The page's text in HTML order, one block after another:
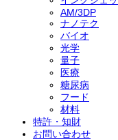
AM/3DP
ナノテク
バイオ
光学
量子
医療
糖尿病
フード
材料
特許・知財
お問い合わせ